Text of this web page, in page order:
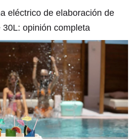
eléctrico de elaboración de
30L: opinión completa